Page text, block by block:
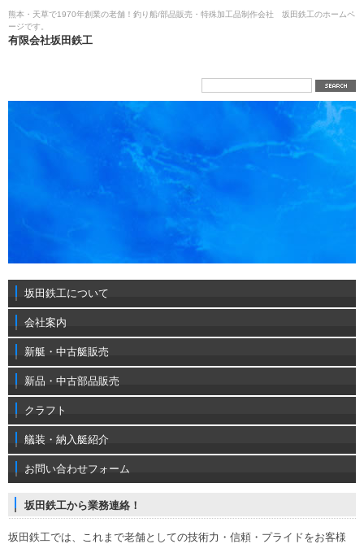
熊本・天草で1970年創業の老舗！釣り船/部品販売・特殊加工品制作会社 坂田鉄工のホームペ
ージです。
有限会社坂田鉄工
坂田鉄工について
会社案内
新艇・中古艇販売
新品・中古部品販売
クラフト
艤装・納入艇紹介
お問い合わせフォーム
坂田鉄工から業務連絡！
坂田鉄工では、これまで老舗としての技術力・信頼・プライドをお客様